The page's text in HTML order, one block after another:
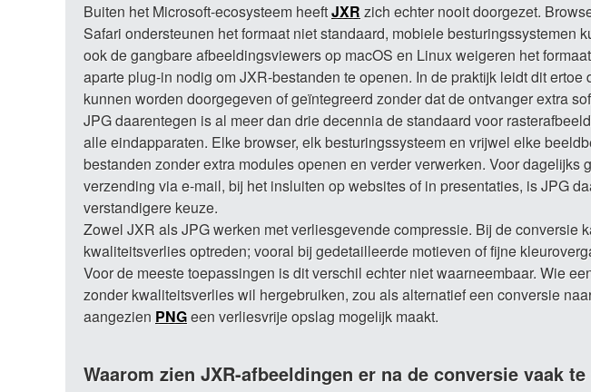
Buiten het Microsoft-ecosysteem heeftJXR zich echter nooit doorgezet.
Safari ondersteunen het formaat niet standaard, mobiele besturingssystemen
ook de gangbare afbeeldingsviewers op macOS en Linux weigeren het
aparte plug-in nodig om JXR-bestanden te openen. In de praktijk leidt dit
kunnen worden doorgegeven of geïntegreerd zonder dat de ontvanger extra
JPG daarentegen is al meer dan drie decennia de standaard voor
alle eindapparaten. Elke browser, elk besturingssysteem en vrijwel elke
bestanden zonder extra modules openen en verder verwerken. Voor dagelijks
verzending via e-mail, bij het insluiten op websites of in presentaties, is JPG
verstandigere keuze.
Zowel JXR als JPG werken met verliesgevende compressie. Bij de conversie
kwaliteitsverlies optreden; vooral bij gedetailleerde motieven of fijne
Voor de meeste toepassingen is dit verschil echter niet waarneembaar. Wie
zonder kwaliteitsverlies wil hergebruiken, zou als alternatief een conversie
aangezien PNGeen verliesvrije opslag mogelijk maakt.
Waarom zien JXR-afbeeldingen er na de conversie vaak